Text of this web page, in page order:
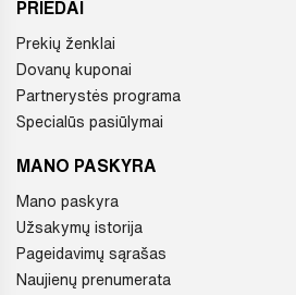
PRIEDAI
Prekių ženklai
Dovanų kuponai
Partnerystės programa
Specialūs pasiūlymai
MANO PASKYRA
Mano paskyra
Užsakymų istorija
Pageidavimų sąrašas
Naujienų prenumerata